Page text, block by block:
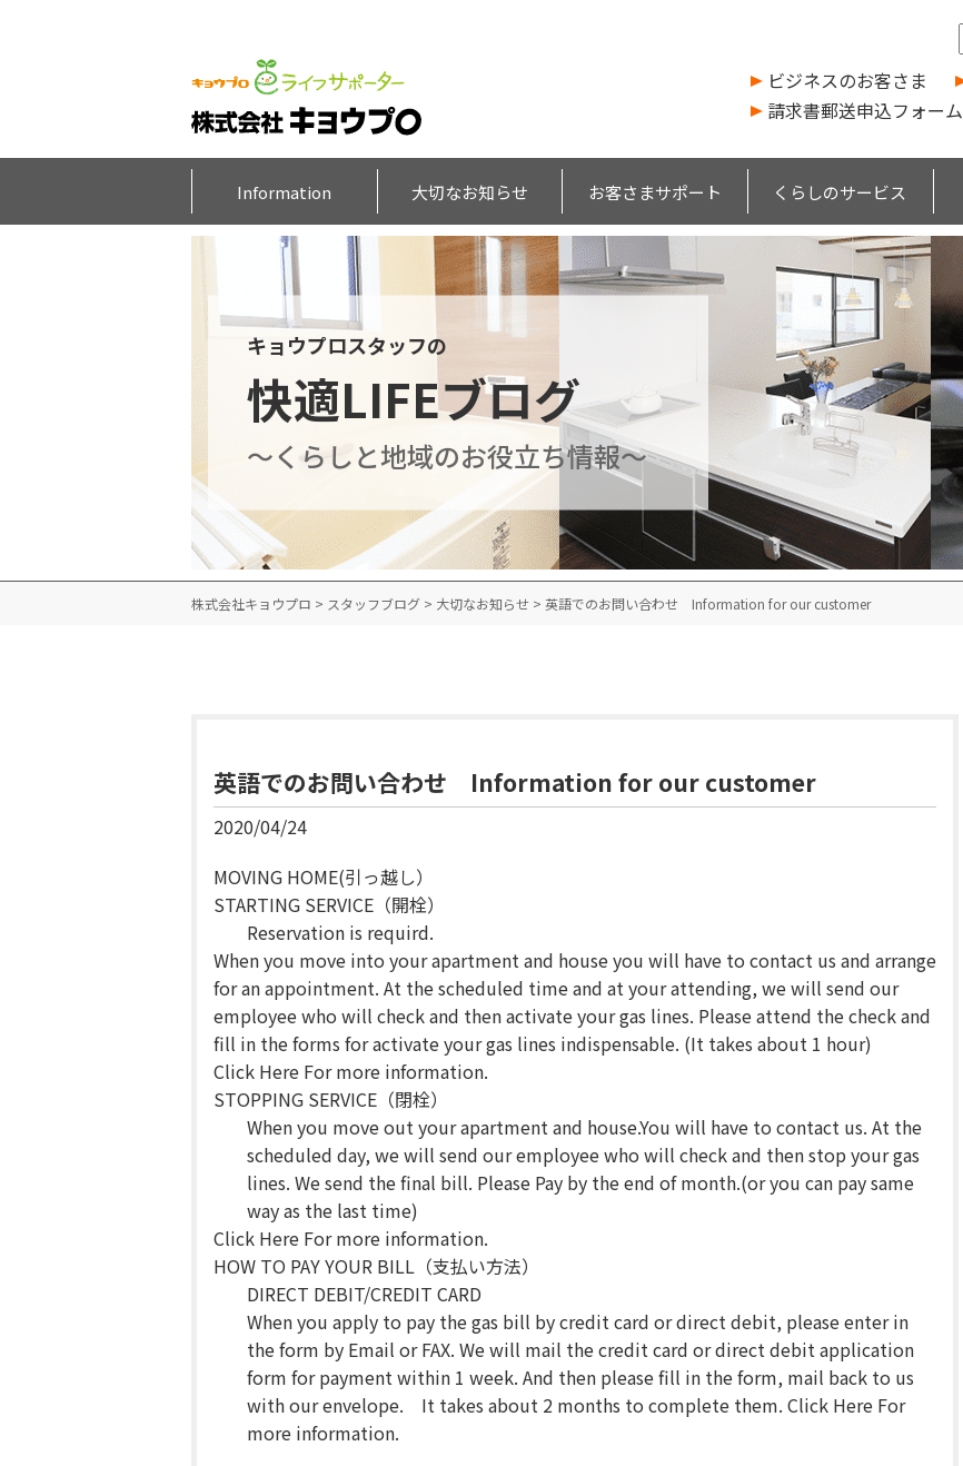
ビジネスのお客さま
請求書郵送申込フォーム
Information 大切なお知らせ お客さまサポート くらしのサービス
キョウプロスタッフの
快適LIFEブログ
～くらしと地域のお役立ち情報～
株式会社キョウプロ > スタッフブログ > 大切なお知らせ > 英語でのお問い合わせ Information for our customer
英語でのお問い合わせ Information for our customer
2020/04/24
MOVING HOME(引っ越し）
STARTING SERVICE（開栓）
Reservation is requird.
When you move into your apartment and house you will have to contact us and arrange
for an appointment. At the scheduled time and at your attending, we will send our
employee who will check and then activate your gas lines. Please attend the check and
fill in the forms for activate your gas lines indispensable. (It takes about 1 hour)
Click Here For more information.
STOPPING SERVICE（閉栓）
When you move out your apartment and house.You will have to contact us. At the
scheduled day, we will send our employee who will check and then stop your gas
lines. We send the final bill. Please Pay by the end of month.(or you can pay same
way as the last time)
Click Here For more information.
HOW TO PAY YOUR BILL（支払い方法）
DIRECT DEBIT/CREDIT CARD
When you apply to pay the gas bill by credit card or direct debit, please enter in
the form by Email or FAX. We will mail the credit card or direct debit application
form for payment within 1 week. And then please fill in the form, mail back to us
with our envelope. It takes about 2 months to complete them. Click Here For
more information.